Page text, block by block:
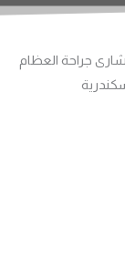
جراحة العظام